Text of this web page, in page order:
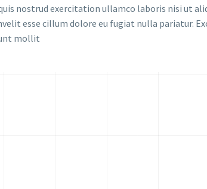
nostrud exercitation ullamco laboris nisi ut
esse cillum dolore eu fugiat nulla pariatur.
mollit